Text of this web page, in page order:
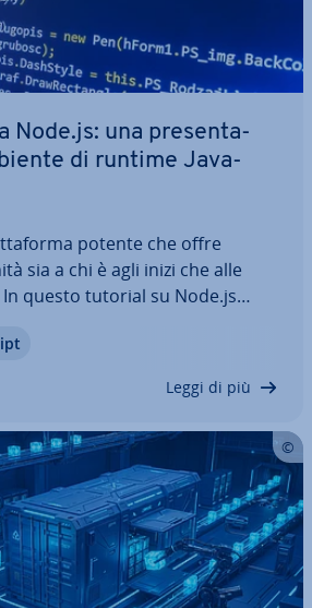
Node.js: una pre­sen­ta­
di runtime Ja­va­
potente che offre
sia a chi è agli inizi che alle
questo tutorial su Node.js
e creare i primi esempi
Leggi di più